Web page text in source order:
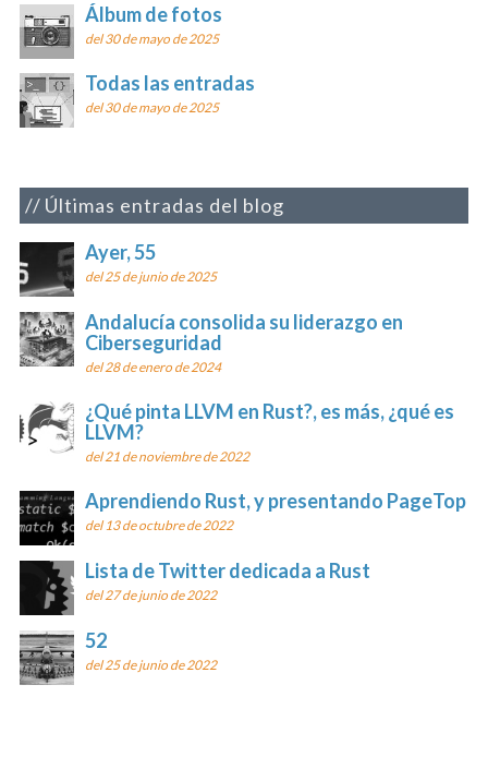
Álbum de fotos
del 30 de mayo de 2025
Todas las entradas
del 30 de mayo de 2025
Últimas entradas del blog
Ayer, 55
del 25 de junio de 2025
Andalucía consolida su liderazgo en
Ciberseguridad
del 28 de enero de 2024
¿Qué pinta LLVM en Rust?, es más, ¿qué es
LLVM?
del 21 de noviembre de 2022
Aprendiendo Rust, y presentando PageTop
del 13 de octubre de 2022
Lista de Twitter dedicada a Rust
del 27 de junio de 2022
52
del 25 de junio de 2022